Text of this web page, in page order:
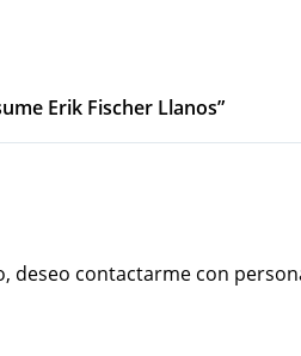
Erik Fischer Llanos”
deseo contactarme con